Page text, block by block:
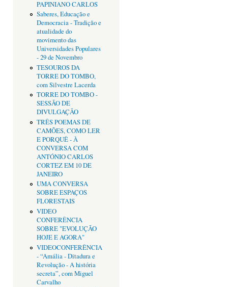
PAPINIANO CARLOS
Saberes, Educação e
Democracia - Tradição e
atualidade do
movimento das
Universidades Populares
- 29 de Novembro
TESOUROS DA
TORRE DO TOMBO,
com Silvestre Lacerda
TORRE DO TOMBO -
SESSÃO DE
DIVULGAÇÃO
TRÊS POEMAS DE
CAMÕES, COMO LER
E PORQUÊ - À
CONVERSA COM
ANTÓNIO CARLOS
CORTEZ EM 10 DE
JANEIRO
UMA CONVERSA
SOBRE ESPAÇOS
FLORESTAIS
VIDEO
CONFERÊNCIA
SOBRE "EVOLUÇÃO
HOJE E AGORA"
VIDEOCONFERÊNCIA
- “Amália - Ditadura e
Revolução - A história
secreta”, com Miguel
Carvalho